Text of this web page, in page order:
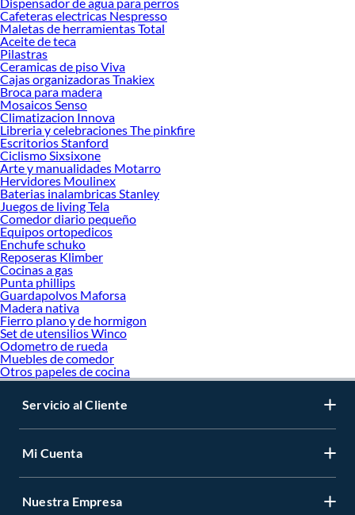
Dispensador de agua para perros
Cafeteras electricas Nespresso
Maletas de herramientas Total
Aceite de teca
Pilastras
Ceramicas de piso Viva
Cajas organizadoras Tnakiex
Broca para madera
Mosaicos Senso
Climatizacion Innova
Libreria y celebraciones The pinkfire
Escritorios Stanford
Ciclismo Sixsixone
Arte y manualidades Motarro
Hervidores Moulinex
Baterias inalambricas Stanley
Juegos de living Tela
Comedor diario pequeño
Equipos ortopedicos
Enchufe schuko
Reposeras Klimber
Cocinas a gas
Punta phillips
Guardapolvos Maforsa
Madera nativa
Fierro plano y de hormigon
Set de utensilios Winco
Odometro de rueda
Muebles de comedor
Otros papeles de cocina
Servicio al Cliente
Mi Cuenta
Nuestra Empresa